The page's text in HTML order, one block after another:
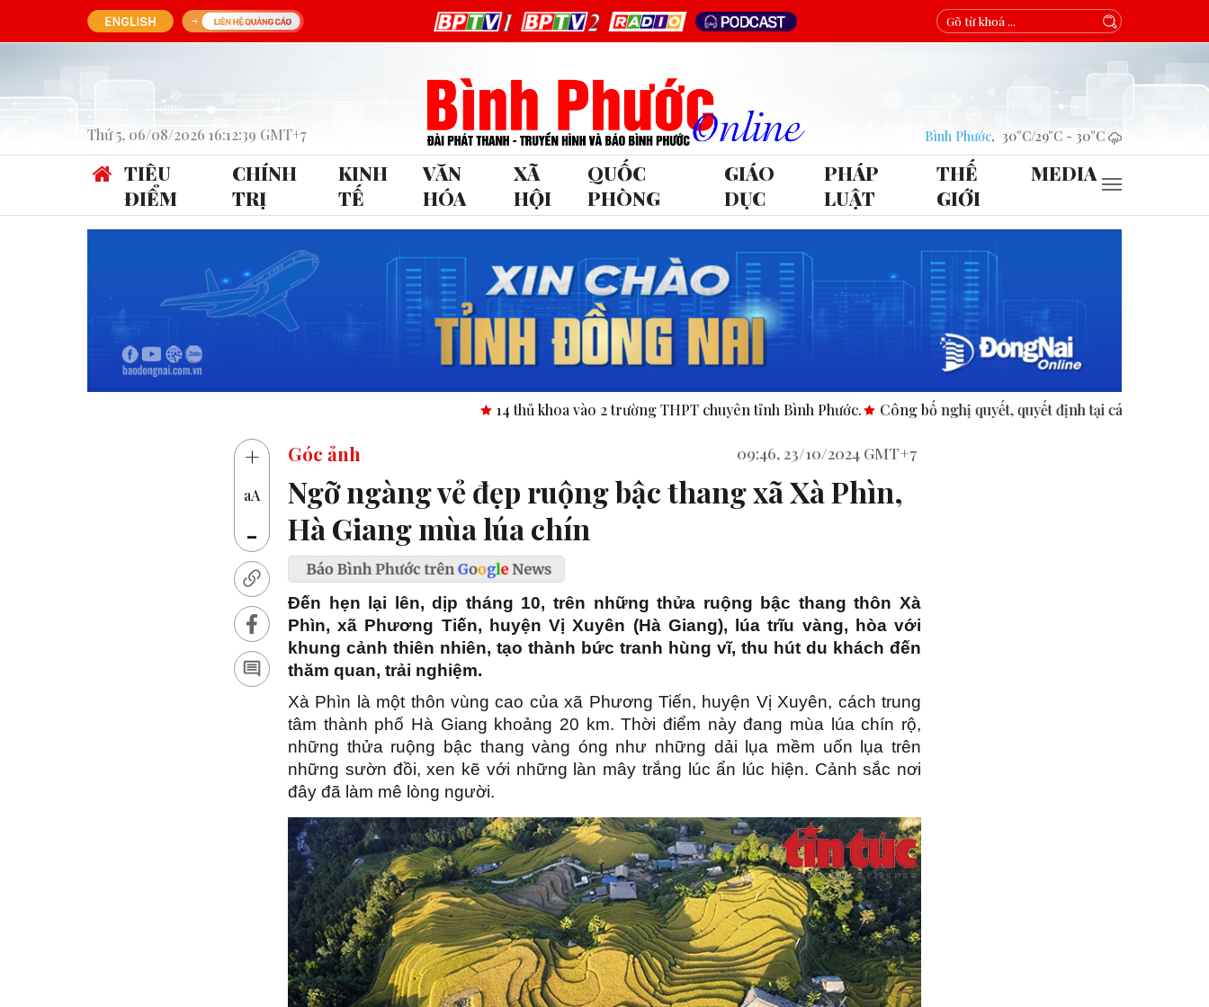
Thứ 5, 06/08/2026 16:12:39 GMT+7 Bình Phước, 30°C/29°C - 30°C
TIÊU
ĐIỂM
CHÍNH
TRỊ
KINH
TẾ
VĂN
HÓA
XÃ
HỘI
QUỐC
PHÒNG
GIÁO
DỤC
PHÁP
LUẬT
THẾ
GIỚI
MEDIA
14 thủ khoa vào 2 trường THPT chuyên tỉnh Bình Phước. Công bố nghị quyết, quyết định tại các xã, phường. ASEAN thúc đẩy
+
aA
-
Góc ảnh 09:46, 23/10/2024 GMT+7
Ngỡ ngàng vẻ đẹp ruộng bậc thang xã Xà Phìn,
Hà Giang mùa lúa chín
Đến hẹn lại lên, dịp tháng 10, trên những thửa ruộng bậc thang thôn Xà
Phìn, xã Phương Tiến, huyện Vị Xuyên (Hà Giang), lúa trĩu vàng, hòa với
khung cảnh thiên nhiên, tạo thành bức tranh hùng vĩ, thu hút du khách đến
thăm quan, trải nghiệm.
Xà Phìn là một thôn vùng cao của xã Phương Tiến, huyện Vị Xuyên, cách trung
tâm thành phố Hà Giang khoảng 20 km. Thời điểm này đang mùa lúa chín rộ,
những thửa ruộng bậc thang vàng óng như những dải lụa mềm uốn lụa trên
những sườn đồi, xen kẽ với những làn mây trắng lúc ẩn lúc hiện. Cảnh sắc nơi
đây đã làm mê lòng người.